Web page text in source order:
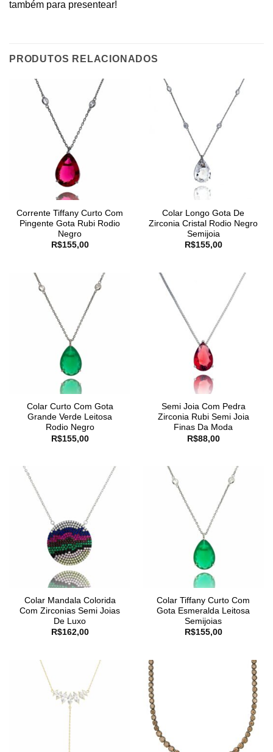
também para presentear!
PRODUTOS RELACIONADOS
Corrente Tiffany Curto Com
Pingente Gota Rubi Rodio
Negro
R$155,00
Colar Longo Gota De
Zirconia Cristal Rodio Negro
Semijoia
R$155,00
Colar Curto Com Gota
Grande Verde Leitosa
Rodio Negro
R$155,00
Semi Joia Com Pedra
Zirconia Rubi Semi Joia
Finas Da Moda
R$88,00
Colar Mandala Colorida
Com Zirconias Semi Joias
De Luxo
R$162,00
Colar Tiffany Curto Com
Gota Esmeralda Leitosa
Semijoias
R$155,00